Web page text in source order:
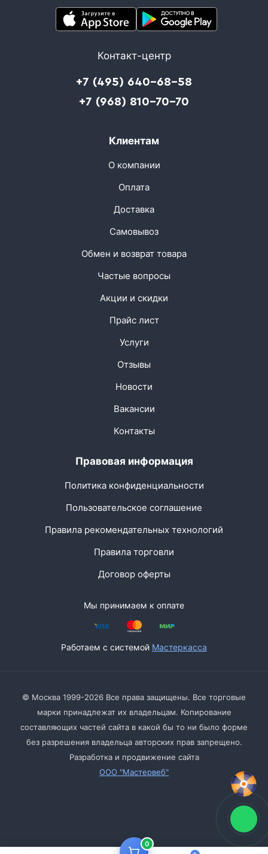
0
Контакт-центр
+7 (495) 640-68-58
+7 (968) 810-70-70
Клиентам
О компании
Оплата
Доставка
Самовывоз
Обмен и возврат товара
Частые вопросы
Акции и скидки
Прайс лист
Услуги
Отзывы
Новости
Вакансии
Контакты
Правовая информация
Политика конфиденциальности
Пользовательское соглашение
Правила рекомендательных технологий
Правила торговли
Договор оферты
Мы принимаем к оплате
Работаем с системой Мастеркасса
© Москва 1999-2026 Все права защищены. Все торговые
марки принадлежат их владельцам. Копирование
составляющих частей сайта в какой бы то ни было форме
без разрешения владельца авторских прав запрещено.
Разработка и продвижение сайта
ООО "Мастервеб"